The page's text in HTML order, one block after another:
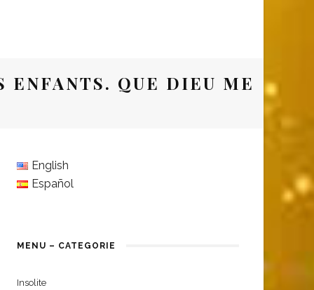
ENFANTS. QUE DIEU ME
English
Español
MENU – CATEGORIE
Insolite